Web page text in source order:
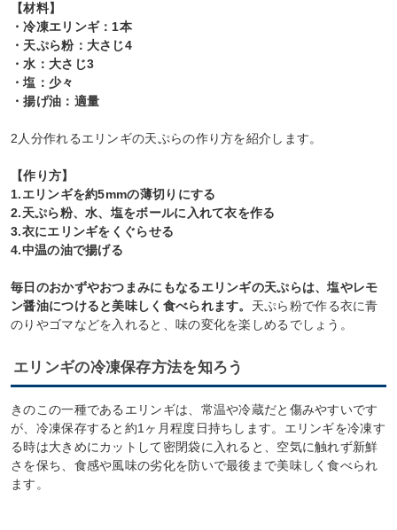
【材料】
・冷凍エリンギ：1本
・天ぷら粉：大さじ4
・水：大さじ3
・塩：少々
・揚げ油：適量
2人分作れるエリンギの天ぷらの作り方を紹介します。
【作り方】
1.エリンギを約5mmの薄切りにする
2.天ぷら粉、水、塩をボールに入れて衣を作る
3.衣にエリンギをくぐらせる
4.中温の油で揚げる
毎日のおかずやおつまみにもなるエリンギの天ぷらは、塩やレモ
ン醤油につけると美味しく食べられます。 天ぷら粉で作る衣に青
のりやゴマなどを入れると、味の変化を楽しめるでしょう。
エリンギの冷凍保存方法を知ろう
きのこの一種であるエリンギは、常温や冷蔵だと傷みやすいです
が、冷凍保存すると約1ヶ月程度日持ちします。エリンギを冷凍す
る時は大きめにカットして密閉袋に入れると、空気に触れず新鮮
さを保ち、食感や風味の劣化を防いで最後まで美味しく食べられ
ます。